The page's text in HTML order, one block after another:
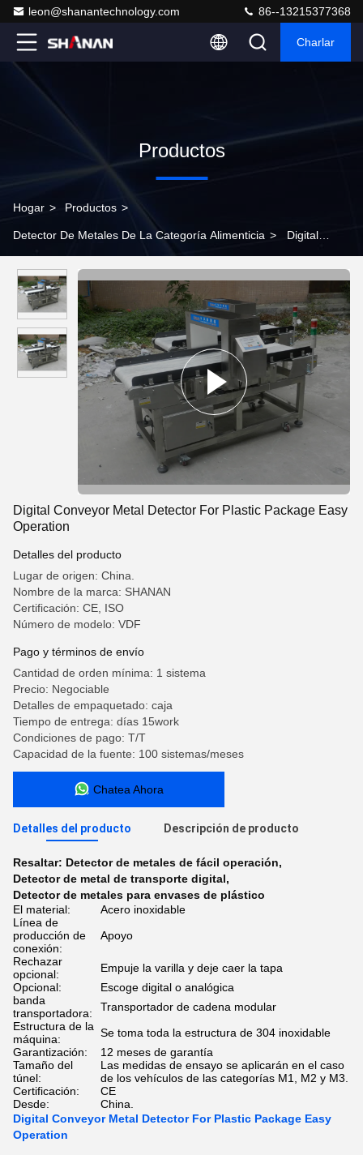
leon@shanantechnology.com 86--13215377368
Charlar
Productos
Hogar > Productos >
Detector De Metales De La Categoría Alimenticia > Digital
Digital Conveyor Metal Detector For Plastic Package Easy
Operation
Detalles del producto
Lugar de origen: China.
Nombre de la marca: SHANAN
Certificación: CE, ISO
Número de modelo: VDF
Pago y términos de envío
Cantidad de orden mínima: 1 sistema
Precio: Negociable
Detalles de empaquetado: caja
Tiempo de entrega: días 15work
Condiciones de pago: T/T
Capacidad de la fuente: 100 sistemas/meses
Chatea Ahora
Detalles del producto Descripción de producto
Resaltar: Detector de metales de fácil operación,
Detector de metal de transporte digital,
Detector de metales para envases de plástico
El material:
Acero inoxidable
Línea de
producción de
conexión:
Apoyo
Rechazar
opcional:
Empuje la varilla y deje caer la tapa
Opcional:
Escoge digital o analógica
banda
transportadora:
Transportador de cadena modular
Estructura de la
máquina:
Se toma toda la estructura de 304 inoxidable
Garantización:
12 meses de garantía
Tamaño del
túnel:
Las medidas de ensayo se aplicarán en el caso
de los vehículos de las categorías M1, M2 y M3.
Certificación:
CE
Desde:
China.
Digital Conveyor Metal Detector For Plastic Package Easy
Operation